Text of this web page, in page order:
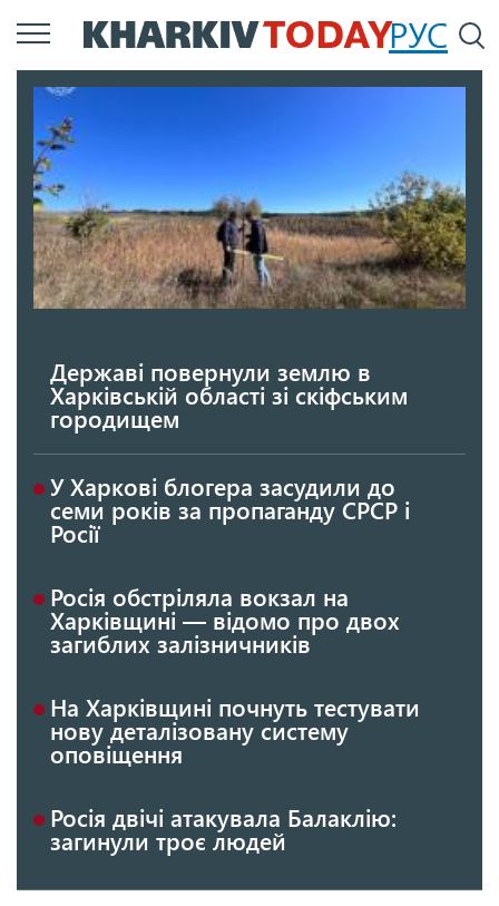
Перейти
до
РУС
Державі повернули землю в
Харківській області зі скіфським
городищем
У Харкові блогера засудили до
семи років за пропаганду СРСР і
Росії
Росія обстріляла вокзал на
Харківщині — відомо про двох
загиблих залізничників
На Харківщині почнуть тестувати
нову деталізовану систему
оповіщення
Росія двічі атакувала Балаклію:
загинули троє людей